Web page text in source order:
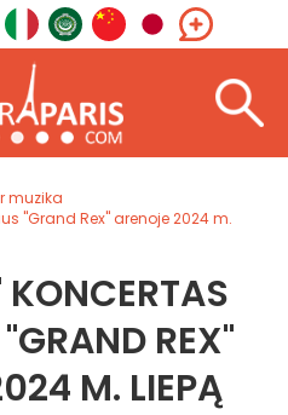
muzika
"Grand Rex" arenoje 2024 m.
REX"
M. LIEPĄ